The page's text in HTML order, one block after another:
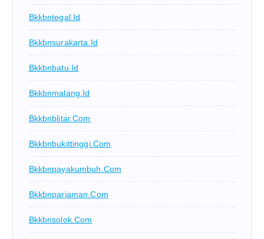
Bkkbntegal.id
Bkkbnsurakarta.id
Bkkbnbatu.id
Bkkbnmalang.id
Bkkbnblitar.com
Bkkbnbukittinggi.com
Bkkbnpayakumbuh.com
Bkkbnpariaman.com
Bkkbnsolok.com